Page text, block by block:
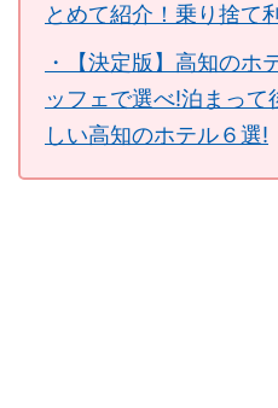
とめて紹介！乗り捨て
・【決定版】高知のホ
ッフェで選べ!泊まっ
しい高知のホテル６選!